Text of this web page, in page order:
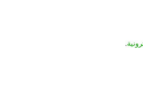
.